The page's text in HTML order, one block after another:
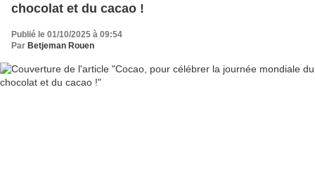
chocolat et du cacao !
Publié le 01/10/2025 à 09:54
Par Betjeman Rouen